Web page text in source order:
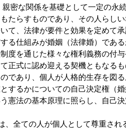
密な関係を基礎として一定の永
たらすものであり、その人らし
て、法律が要件と効果を定めて
る仕組みが婚姻（法律婚）であ
度を通じた様々な権利義務の付
正式に認め迎える契機ともなる
であり、個人が人格的生存を図
するかについての自己決定権（
憲法の基本原理に照らし、自己
全ての人が個人として尊重され